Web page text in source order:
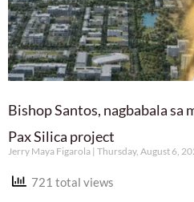
Bishop Santos, nagbabala sa
Pax Silica project
Jerry Maya Figarola Thursday, August 6,
721 total views